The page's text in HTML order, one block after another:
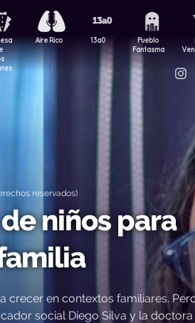
Aire Rico 13a0
Pueblo
Fantasma
reservados)
niños para
crecer en contextos familiares.
social Diego Silva y la doctora